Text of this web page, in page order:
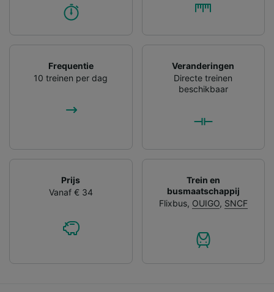
Frequentie
10 treinen per dag
Veranderingen
Directe treinen
beschikbaar
Prijs
Vanaf € 34
Trein en
busmaatschappij
Flixbus, OUIGO, SNCF